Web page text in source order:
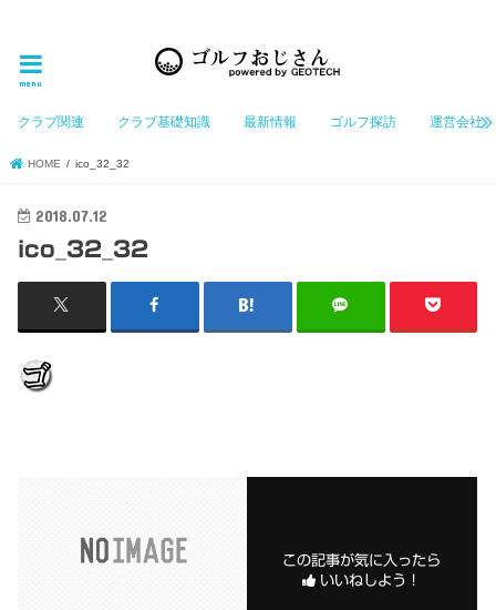
menu
クラブ関連 クラブ基礎知識 最新情報 ゴルフ探訪 運営会社
HOME ico_32_32
2018.07.12
ico_32_32
この記事が気に入ったら
いいねしよう！